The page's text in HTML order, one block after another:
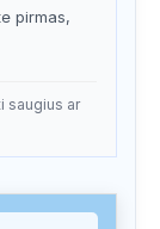
pirmas,
saugius ar